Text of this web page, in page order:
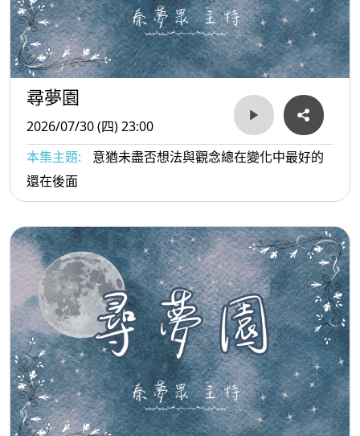
尋夢園
2026/07/30 (四) 23:00
本集主題:
意猶未盡否想法與觀念總在變化中最好的
還在後面